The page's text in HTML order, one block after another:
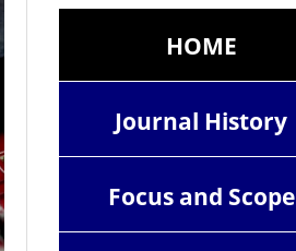
HOME
Journal History
Focus and Scope